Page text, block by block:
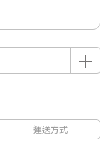
運送方式